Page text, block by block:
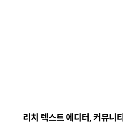
리치 텍스트 에디터, 커뮤니